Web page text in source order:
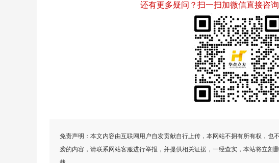
还有更多疑问？扫一扫加微信直接咨询
免责声明：本文内容由互联网用户自发贡献自行上传，本网站不拥有所有权，也
袭的内容，请联系网站客服进行举报，并提供相关证据，一经查实，本站将立刻